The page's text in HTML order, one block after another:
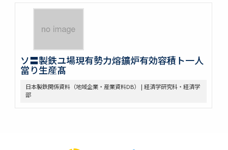
ソ〓製鉄ユ場現有勢力熔鑛炉有効容積ト一人
當り生産髙
日本製鉄関係資料（地域企業・産業資料DB） | 経済学研究科・経済学
部